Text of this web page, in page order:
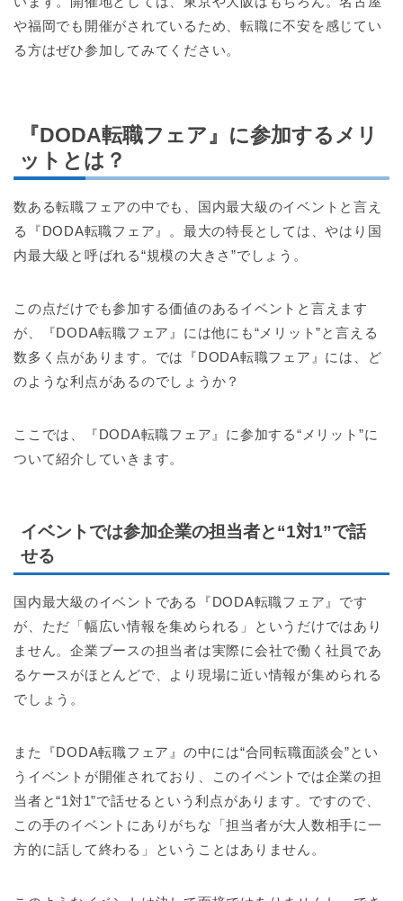
や福岡でも開催がされているため、転職に不安を感じてい
る方はぜひ参加してみてください。
『DODA転職フェア』に参加するメリ
ットとは？
数ある転職フェアの中でも、国内最大級のイベントと言え
る『DODA転職フェア』。最大の特長としては、やはり国
内最大級と呼ばれる“規模の大きさ”でしょう。
この点だけでも参加する価値のあるイベントと言えます
が、『DODA転職フェア』には他にも“メリット”と言える
数多く点があります。では『DODA転職フェア』には、ど
のような利点があるのでしょうか？
ここでは、『DODA転職フェア』に参加する“メリット”に
ついて紹介していきます。
イベントでは参加企業の担当者と“1対1”で話
せる
国内最大級のイベントである『DODA転職フェア』です
が、ただ「幅広い情報を集められる」というだけではあり
ません。企業ブースの担当者は実際に会社で働く社員であ
るケースがほとんどで、より現場に近い情報が集められる
でしょう。
また『DODA転職フェア』の中には“合同転職面談会”とい
うイベントが開催されており、このイベントでは企業の担
当者と“1対1”で話せるという利点があります。ですので、
この手のイベントにありがちな「担当者が大人数相手に一
方的に話して終わる」ということはありません。